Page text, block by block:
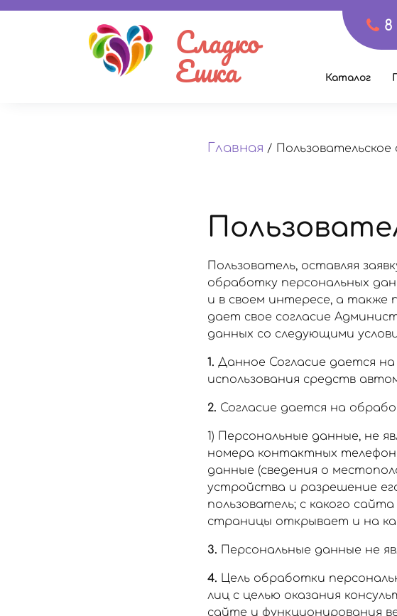
8
Сладко
Ешка Каталог
Главная / Пользовательское
Пользователь, оставляя
обработку персональных
и в своем интересе, а также
дает свое согласие
данных со следующими
1. Данное Согласие дается
использования средств
2. Согласие дается на
1) Персональные данные, не
номера контактных
данные (сведения о
устройства и разрешение
пользователь; с какого
страницы открывает и на
3. Персональные данные не
4. Цель обработки
лиц с целью оказания
сайте и функционирования